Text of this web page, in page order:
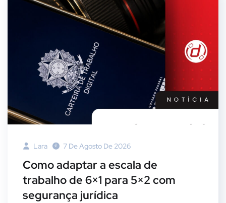
Lara 7 De Agosto De 2026
Como adaptar a escala de
trabalho de 6×1 para 5×2 com
segurança jurídica